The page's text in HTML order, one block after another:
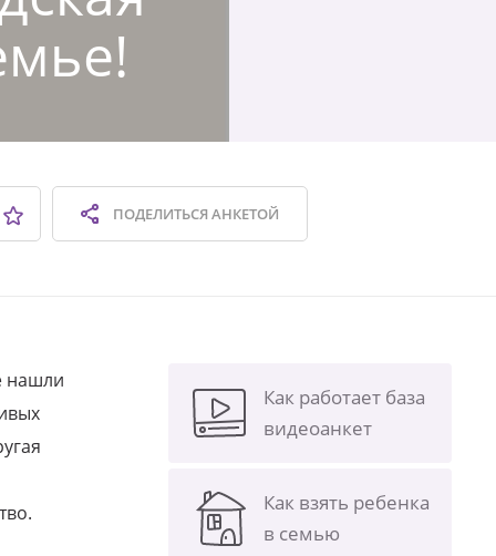
ПОДЕЛИТЬСЯАНКЕТОЙ
нашли
Как работает база
видеоанкет
Как взять ребенка
в семью